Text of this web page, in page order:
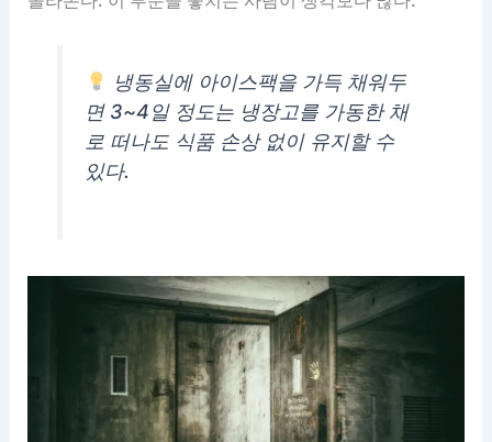
냉동실에 아이스팩을 가득 채워두
면 3~4일 정도는 냉장고를 가동한 채
로 떠나도 식품 손상 없이 유지할 수
있다.